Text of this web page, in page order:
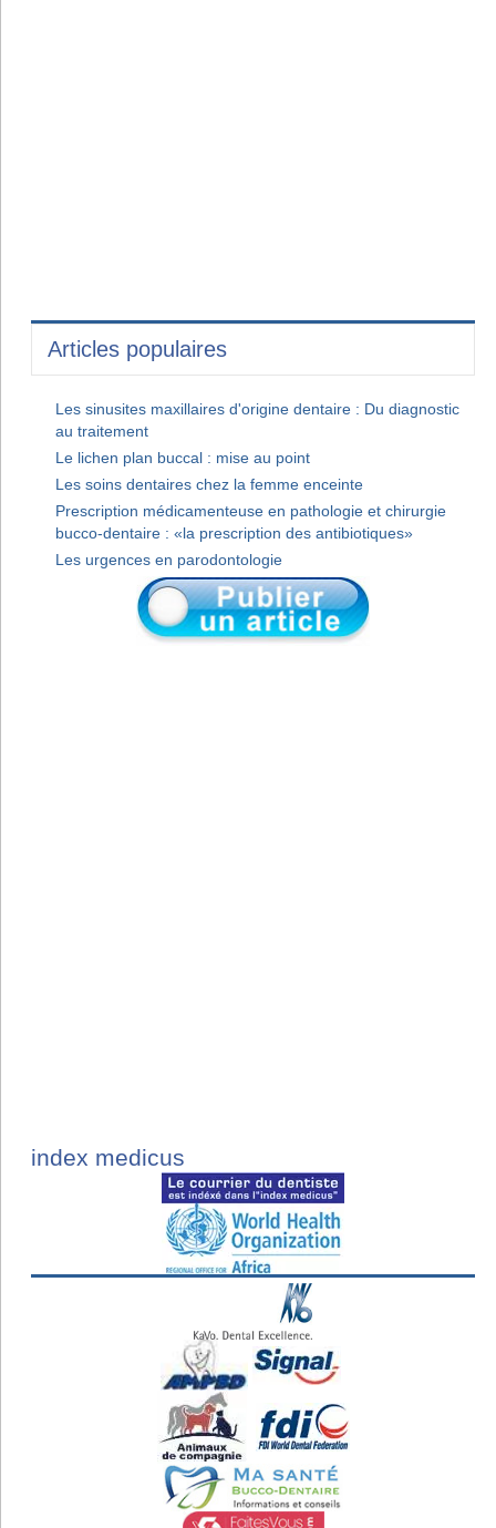
Articles populaires
Les sinusites maxillaires d'origine dentaire : Du diagnostic
au traitement
Le lichen plan buccal : mise au point
Les soins dentaires chez la femme enceinte
Prescription médicamenteuse en pathologie et chirurgie
bucco-dentaire : «la prescription des antibiotiques»
Les urgences en parodontologie
index medicus